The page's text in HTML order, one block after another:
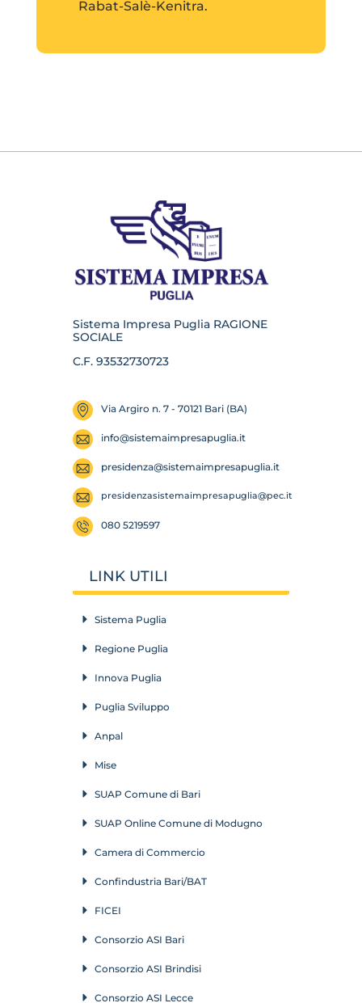
Rabat-Salè-Kenitra.
Sistema Impresa Puglia RAGIONE
SOCIALE
C.F. 93532730723
Via Argiro n. 7 - 70121 Bari (BA)
info@sistemaimpresapuglia.it
presidenza@sistemaimpresapuglia.it
presidenzasistemaimpresapuglia@pec.it
080 5219597
LINK UTILI
Sistema Puglia
Regione Puglia
Innova Puglia
Puglia Sviluppo
Anpal
Mise
SUAP Comune di Bari
SUAP Online Comune di Modugno
Camera di Commercio
Confindustria Bari/BAT
FICEI
Consorzio ASI Bari
Consorzio ASI Brindisi
Consorzio ASI Lecce